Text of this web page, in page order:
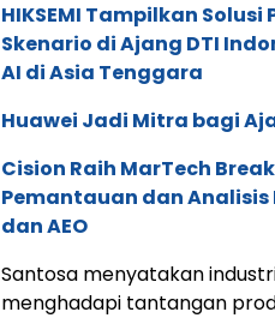
HIKSEMI Tampilkan
Skenario di Ajang DTI
AI di Asia Tenggara
Huawei Jadi Mitra bagi
Cision Raih MarTech
Pemantauan dan Analisis
dan AEO
Santosa menyatakan
menghadapi tantangan